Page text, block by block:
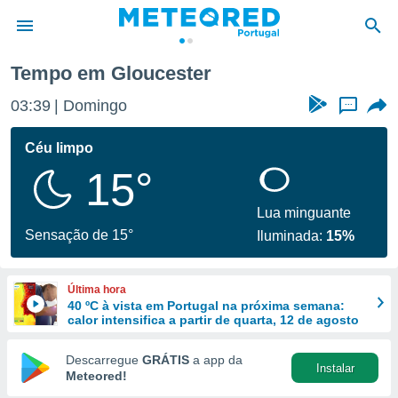
da
foi
fornecidas
a este
das
e
forma
digital
Tempo em Gloucester
03:39 Domingo ...
Céu limpo
15°
Sensação de 15°
Lua minguante
Iluminada: 15%
Última hora
40 ºC à vista em Portugal na próxima semana:
calor intensifica a partir de quarta, 12 de agosto
Descarregue GRÁTIS a app da
Meteored!
Instalar